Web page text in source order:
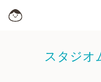
スタジオ